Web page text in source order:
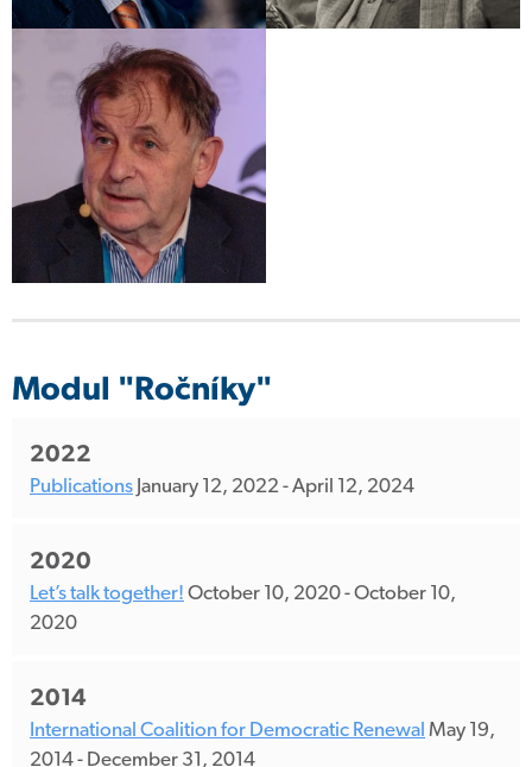
Modul "Ročníky"
2022
Publications January 12, 2022-April 12, 2024
2020
Let’s talk together! October 10, 2020-October 10,
2020
2014
International Coalition for Democratic Renewal May 19,
2014- December 31, 2014